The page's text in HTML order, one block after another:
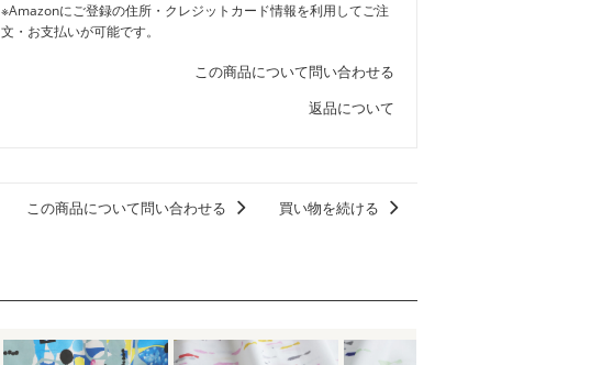
※Amazonにご登録の住所・クレジットカード情報を利用してご注
文・お支払いが可能です。
この商品について問い合わせる
返品について
この商品について問い合わせる 買い物を続ける